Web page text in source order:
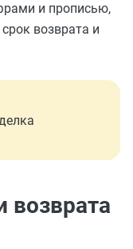
и прописью,
возврата и
возврата